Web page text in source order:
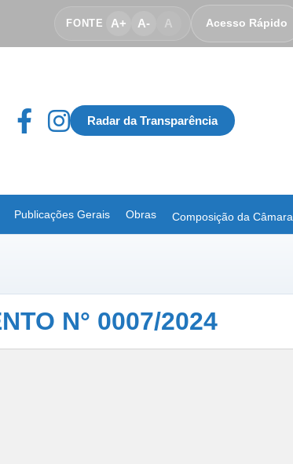
FONTE A+ A- A Acesso Rápido
Radar da Transparência
Publicações Gerais Obras Composição da Câmara
N° 0007/2024